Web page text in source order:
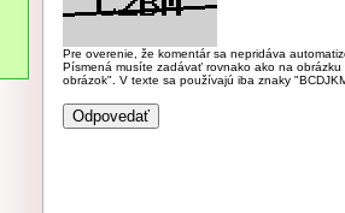
Pre overenie, že komentár sa nepridáva
Písmená musíte zadávať rovnako ako na
obrázok". V texte sa používajú iba znaky